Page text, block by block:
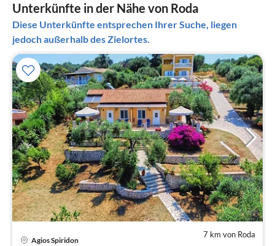
Unterkünfte in der Nähe von Roda
Diese Unterkünfte entsprechen Ihrer Suche, liegen
jedoch außerhalb des Zielortes.
7 km von Roda
Agios Spiridon